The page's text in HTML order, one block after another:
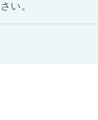
さい。